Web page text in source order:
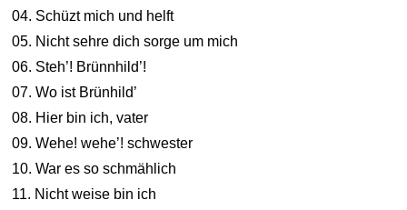
04. Schüzt mich und helft
05. Nicht sehre dich sorge um mich
06. Steh’! Brünnhild’!
07. Wo ist Brünhild’
08. Hier bin ich, vater
09. Wehe! wehe’! schwester
10. War es so schmählich
11. Nicht weise bin ich